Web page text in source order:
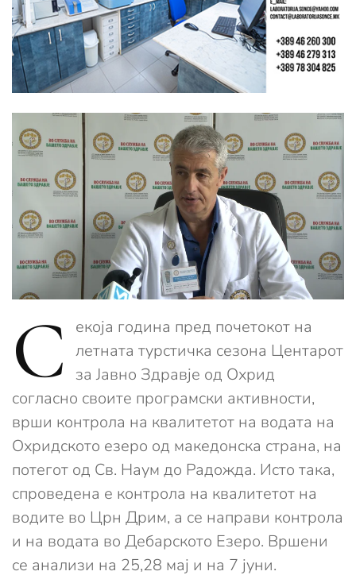
С
екоја година пред почетокот на
летната турстичка сезона Центарот
за Јавно Здравје од Охрид
согласно своите програмски активности,
врши контрола на квалитетот на водата на
Охридското езеро од македонска страна, на
потегот од Св. Наум до Радожда. Исто така,
спроведена е контрола на квалитетот на
водите во Црн Дрим, а се направи контрола
и на водата во Дебарското Езеро. Вршени
се анализи на 25,28 мај и на 7 јуни.